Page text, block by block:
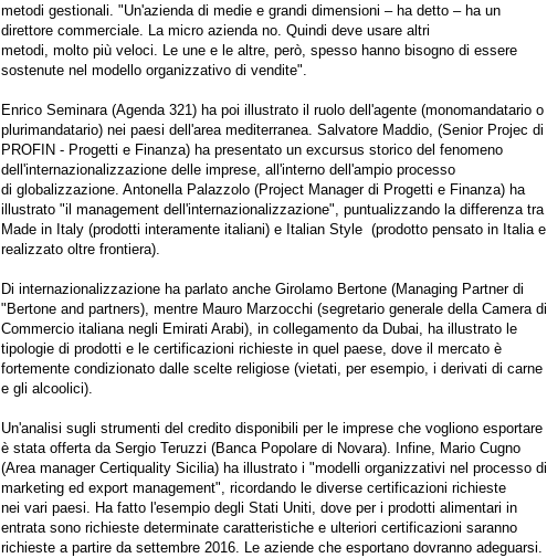
metodi gestionali. "Un'azienda di medie e grandi dimensioni – ha detto – ha un
direttore commerciale. La micro azienda no. Quindi deve usare altri
metodi, molto più veloci. Le une e le altre, però, spesso hanno bisogno di essere
sostenute nel modello organizzativo di vendite".
Enrico Seminara (Agenda 321) ha poi illustrato il ruolo dell'agente (monomandatario o
plurimandatario) nei paesi dell'area mediterranea. Salvatore Maddio, (Senior Projec di
PROFIN - Progetti e Finanza) ha presentato un excursus storico del fenomeno
dell'internazionalizzazione delle imprese, all'interno dell'ampio processo
di globalizzazione. Antonella Palazzolo (Project Manager di Progetti e Finanza) ha
illustrato "il management dell'internazionalizzazione", puntualizzando la differenza tra
Made in Italy (prodotti interamente italiani) e Italian Style (prodotto pensato in Italia e
realizzato oltre frontiera).
Di internazionalizzazione ha parlato anche Girolamo Bertone (Managing Partner di
"Bertone and partners), mentre Mauro Marzocchi (segretario generale della Camera di
Commercio italiana negli Emirati Arabi), in collegamento da Dubai, ha illustrato le
tipologie di prodotti e le certificazioni richieste in quel paese, dove il mercato è
fortemente condizionato dalle scelte religiose (vietati, per esempio, i derivati di carne
e gli alcoolici).
Un'analisi sugli strumenti del credito disponibili per le imprese che vogliono esportare
è stata offerta da Sergio Teruzzi (Banca Popolare di Novara). Infine, Mario Cugno
(Area manager Certiquality Sicilia) ha illustrato i "modelli organizzativi nel processo di
marketing ed export management", ricordando le diverse certificazioni richieste
nei vari paesi. Ha fatto l'esempio degli Stati Uniti, dove per i prodotti alimentari in
entrata sono richieste determinate caratteristiche e ulteriori certificazioni saranno
richieste a partire da settembre 2016. Le aziende che esportano dovranno adeguarsi.